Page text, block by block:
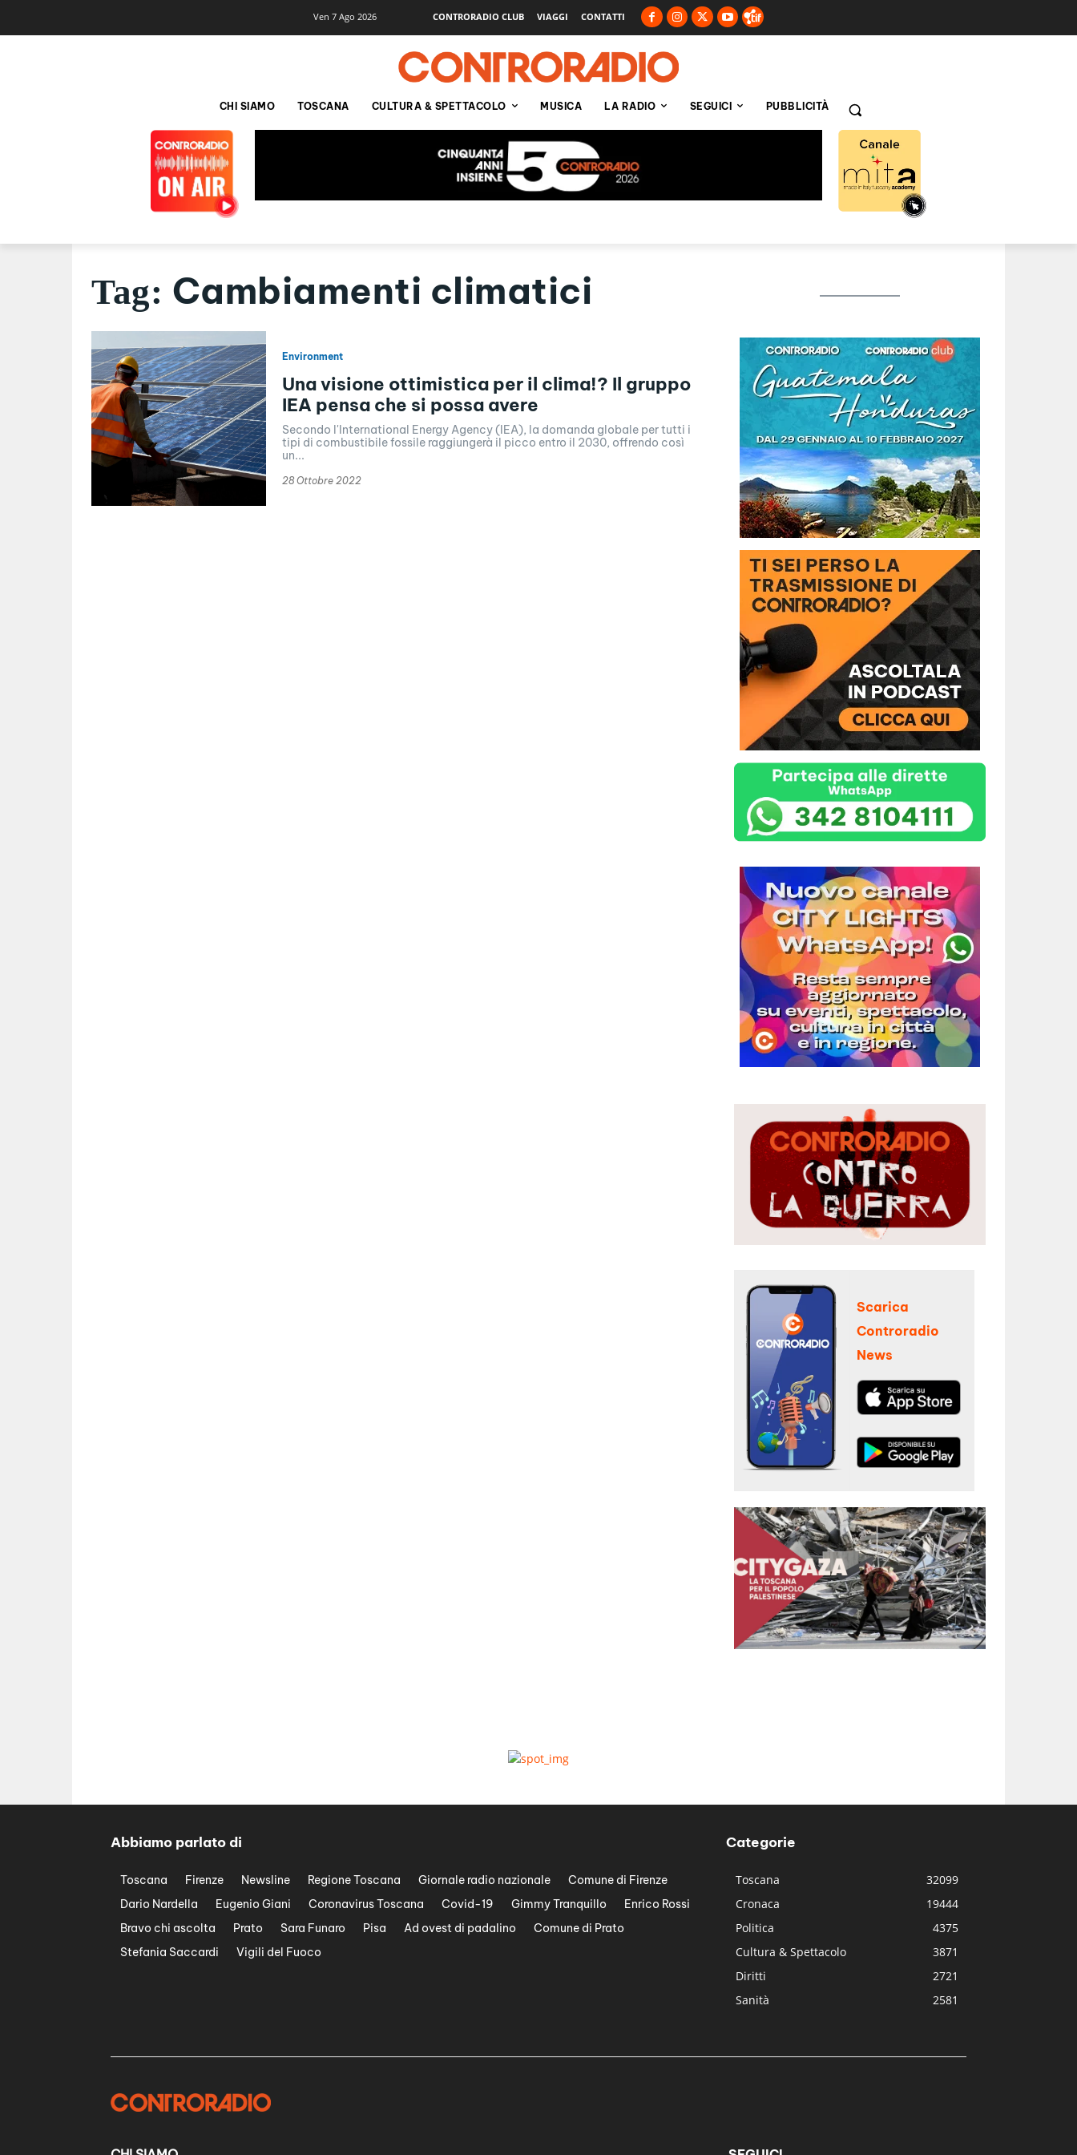
Ven 7 Ago 2026 CONTRORADIO CLUB VIAGGI CONTATTI
CHI SIAMO TOSCANA CULTURA & SPETTACOLO MUSICA LA RADIO SEGUICI PUBBLICITÀ
Tag: Cambiamenti climatici
Environment
Una visione ottimistica per il clima!? Il gruppo
IEA pensa che si possa avere
Secondo l'International Energy Agency (IEA), la domanda globale per tutti i
tipi di combustibile fossile raggiungerà il picco entro il 2030, offrendo così
un...
28 Ottobre 2022
Scarica
Controradio
News
Abbiamo parlato di
Toscana Firenze Newsline Regione Toscana Giornale radio nazionale
Comune di Firenze
Dario Nardella
Eugenio Giani Coronavirus Toscana Covid-19 Gimmy Tranquillo
Enrico Rossi
Bravo chi ascolta
Prato Sara Funaro Pisa Ad ovest di padalino
Comune di Prato
Stefania Saccardi
Vigili del Fuoco
Categorie
Toscana
32099
Cronaca
19444
Politica
4375
Cultura & Spettacolo
3871
Diritti
2721
Sanità
2581